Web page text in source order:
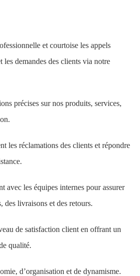
et courtoise les appels
les demandes des clients via notre
précises sur nos produits, services,
les réclamations des clients et répondre
avec les équipes internes pour assurer
des livraisons et des retours.
de satisfaction client en offrant un
qualité.
d’organisation et de dynamisme.